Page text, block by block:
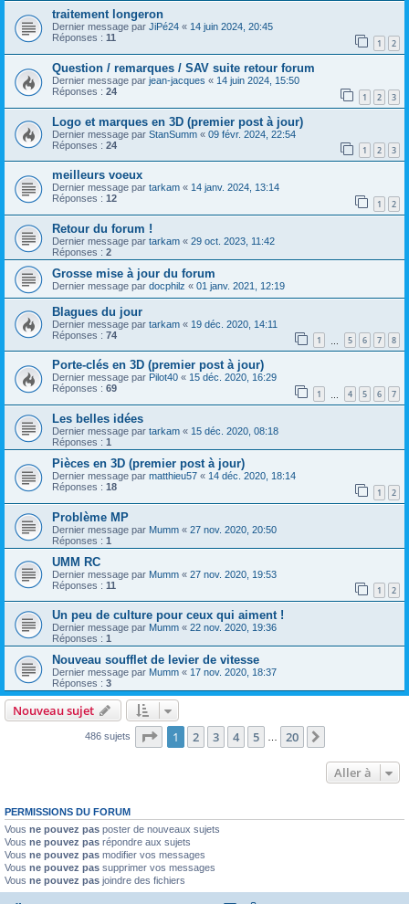
traitement longeron
Dernier message par JiPé24 « 14 juin 2024, 20:45
Réponses : 11 1 2
Question / remarques / SAV suite retour forum
Dernier message par jean-jacques « 14 juin 2024, 15:50
Réponses : 24 1 2 3
Logo et marques en 3D (premier post à jour)
Dernier message par StanSumm « 09 févr. 2024, 22:54
Réponses : 24 1 2 3
meilleurs voeux
Dernier message par tarkam « 14 janv. 2024, 13:14
Réponses : 12 1 2
Retour du forum !
Dernier message par tarkam « 29 oct. 2023, 11:42
Réponses : 2
Grosse mise à jour du forum
Dernier message par docphilz « 01 janv. 2021, 12:19
Blagues du jour
Dernier message par tarkam « 19 déc. 2020, 14:11
Réponses : 74 1 5 6 7 8
Porte-clés en 3D (premier post à jour)
Dernier message par Pilot40 « 15 déc. 2020, 16:29
Réponses : 69 1 4 5 6 7
Les belles idées
Dernier message par tarkam « 15 déc. 2020, 08:18
Réponses : 1
Pièces en 3D (premier post à jour)
Dernier message par matthieu57 « 14 déc. 2020, 18:14
Réponses : 18 1 2
Problème MP
Dernier message par Mumm « 27 nov. 2020, 20:50
Réponses : 1
UMM RC
Dernier message par Mumm « 27 nov. 2020, 19:53
Réponses : 11 1 2
Un peu de culture pour ceux qui aiment !
Dernier message par Mumm « 22 nov. 2020, 19:36
Réponses : 1
Nouveau soufflet de levier de vitesse
Dernier message par Mumm « 17 nov. 2020, 18:37
Réponses : 3
Nouveau sujet
486 sujets Page 1sur20
1 2 3 4 5 … 20
Aller à
PERMISSIONS DU FORUM
Vous ne pouvez pas poster de nouveaux sujets
Vous ne pouvez pas répondre aux sujets
Vous ne pouvez pas modifier vos messages
Vous ne pouvez pas supprimer vos messages
Vous ne pouvez pas joindre des fichiers